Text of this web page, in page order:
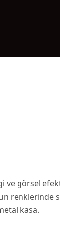
ve görsel
renklerinde
kasa.